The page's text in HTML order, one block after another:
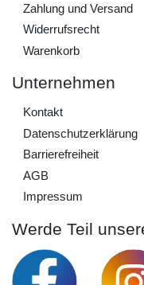
Zahlung und Versand
Widerrufs­recht
Warenkorb
Unternehmen
Kontakt
Daten­schutz­erklärung
Barrierefreiheit
AGB
Impressum
Werde Teil